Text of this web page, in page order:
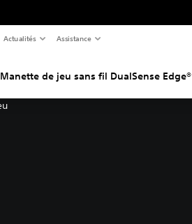
Actualités Assistance
Manette de jeu sans fil DualSense Edge®